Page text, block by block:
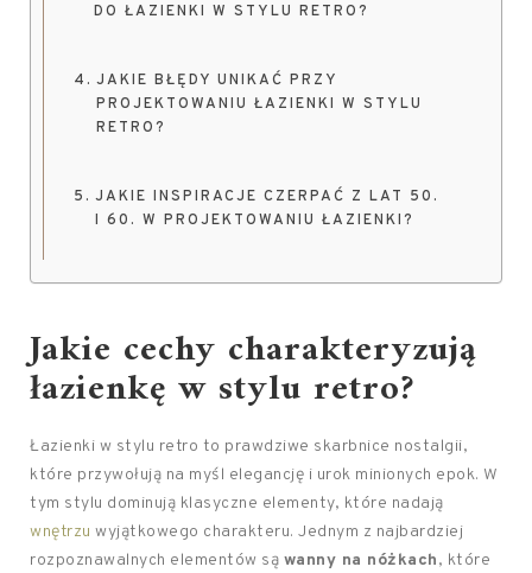
DO ŁAZIENKI W STYLU RETRO?
JAKIE BŁĘDY UNIKAĆ PRZY
PROJEKTOWANIU ŁAZIENKI W STYLU
RETRO?
JAKIE INSPIRACJE CZERPAĆ Z LAT 50.
I 60. W PROJEKTOWANIU ŁAZIENKI?
Jakie cechy charakteryzują
łazienkę w stylu retro?
Łazienki w stylu retro to prawdziwe skarbnice nostalgii,
które przywołują na myśl elegancję i urok minionych epok. W
tym stylu dominują klasyczne elementy, które nadają
wnętrzu wyjątkowego charakteru. Jednym z najbardziej
rozpoznawalnych elementów są wanny na nóżkach, które